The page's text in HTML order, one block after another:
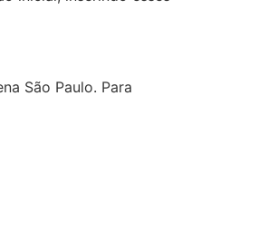
São Paulo. Para